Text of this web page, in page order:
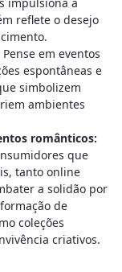
reflete o desejo
Pense em eventos
espontâneas e
simbolizem
ambientes
românticos:
que
tanto online
a solidão por
de
coleções
criativos.